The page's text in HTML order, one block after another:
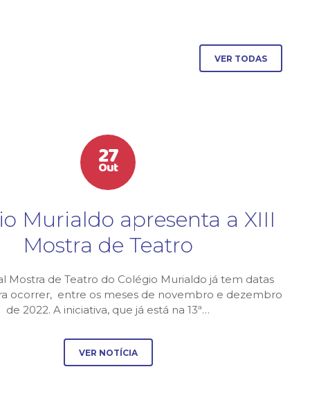
VER TODAS
27
Out
Murialdo apresenta a XIII
Mostra de Teatro
Mostra de Teatro do Colégio Murialdo já tem datas
ocorrer, entre os meses de novembro e dezembro
de 2022. A iniciativa, que já está na 13ª…
VER NOTÍCIA